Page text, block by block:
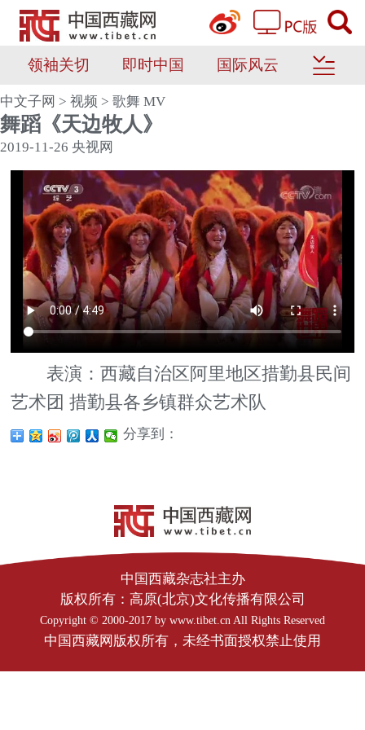
领袖关切 即时中国 国际风云
中文子网 > 视频 > 歌舞 MV
舞蹈《天边牧人》
2019-11-26 央视网
表演：西藏自治区阿里地区措勤县民间
艺术团 措勤县各乡镇群众艺术队
分享到：
中国西藏杂志社主办
版权所有：高原(北京)文化传播有限公司
Copyright © 2000-2017 by www.tibet.cn All Rights Reserved
中国西藏网版权所有，未经书面授权禁止使用